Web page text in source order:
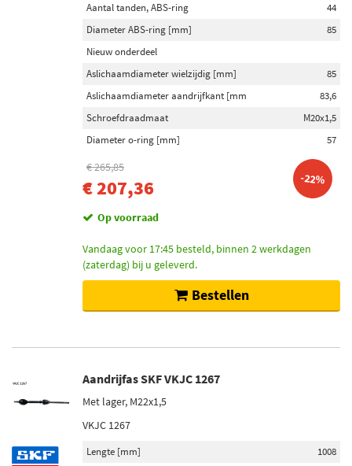
Aantal tanden, ABS-ring
44
Diameter ABS-ring [mm]
85
Nieuw onderdeel
Aslichaamdiameter wielzijdig [mm]
85
Aslichaamdiameter aandrijfkant [mm
83,6
Schroefdraadmaat
M20x1,5
Diameter o-ring [mm]
57
€ 265,85
€ 207,36 -22%
Op voorraad
Vandaag voor 17:45 besteld, binnen 2 werkdagen
(zaterdag) bij u geleverd.
Bestellen
Aandrijfas SKF VKJC 1267
Met lager, M22x1,5
VKJC 1267
Lengte [mm]
1008